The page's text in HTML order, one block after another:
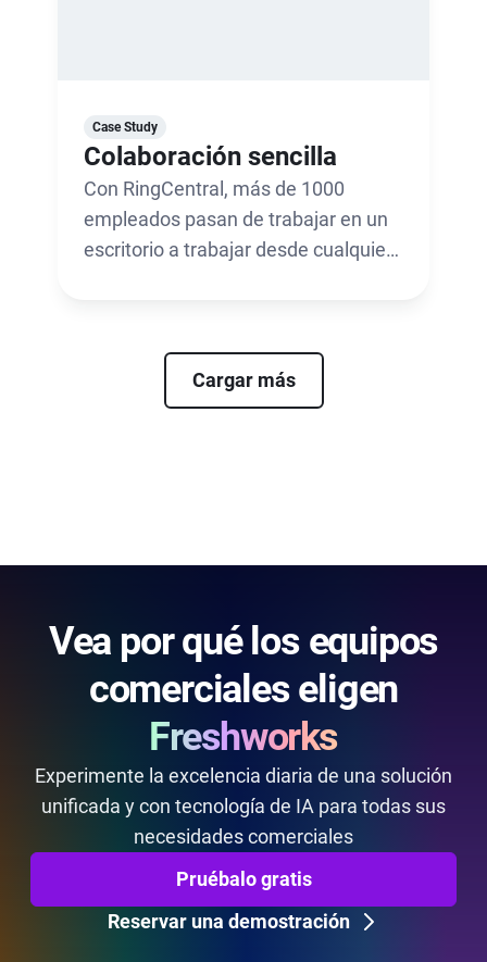
Case Study
Colaboración sencilla
Con RingCentral, más de 1000
empleados pasan de trabajar en un
escritorio a trabajar desde cualquier
Cargar más
Vea por qué los equipos
comerciales eligen
Freshworks
Experimente la excelencia diaria de una solución
unificada y con tecnología de IA para todas sus
necesidades comerciales
Pruébalo gratis
Reservar una demostración